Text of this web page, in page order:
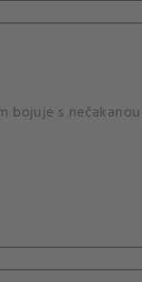
bojuje s